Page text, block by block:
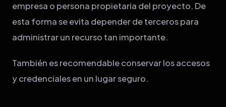
empresa o persona propietaria del proyecto. De
esta forma se evita depender de terceros para
administrar un recurso tan importante.
También es recomendable conservar los accesos
y credenciales en un lugar seguro.